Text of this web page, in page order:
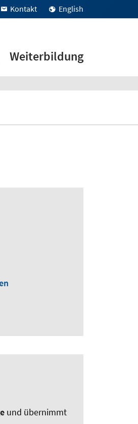
Kontakt English
Weiterbildung
und übernimmt